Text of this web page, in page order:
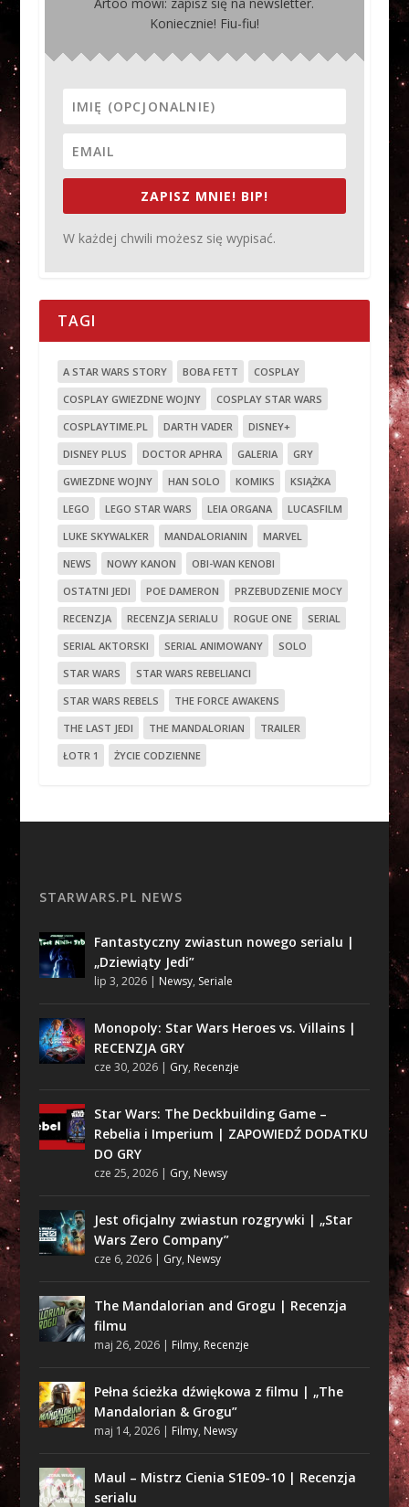
Koniecznie! Fiu-fiu!
ZAPISZ MNIE! BIP!
W każdej chwili możesz się wypisać.
TAGI
A STAR WARS STORY BOBA FETT
COSPLAY
COSPLAY GWIEZDNE WOJNY
COSPLAY STAR WARS
COSPLAYTIME.PL
DARTH VADER
DISNEY+
DISNEY PLUS
DOCTOR APHRA GALERIA
GRY
GWIEZDNE WOJNY
HAN SOLO KOMIKS
KSIĄŻKA
LEGO
LEGO STAR WARS LEIA ORGANA
LUCASFILM
LUKE SKYWALKER
MANDALORIANIN
MARVEL
NEWS
NOWY KANON
OBI-WAN KENOBI
OSTATNI JEDI
POE DAMERON
PRZEBUDZENIE MOCY
RECENZJA
RECENZJA SERIALU ROGUE ONE
SERIAL
SERIAL AKTORSKI
SERIAL ANIMOWANY
SOLO
STAR WARS
STAR WARS REBELIANCI
STAR WARS REBELS
THE FORCE AWAKENS
THE LAST JEDI
THE MANDALORIAN
TRAILER
ŁOTR 1
ŻYCIE CODZIENNE
STARWARS.PL NEWS
Fantastyczny zwiastun nowego serialu |
„Dziewiąty Jedi”
lip 3, 2026| Newsy, Seriale
Monopoly: Star Wars Heroes vs. Villains |
RECENZJA GRY
cze 30, 2026| Gry, Recenzje
Star Wars: The Deckbuilding Game –
Rebelia i Imperium | ZAPOWIEDŹ DODATKU
DO GRY
cze 25, 2026| Gry, Newsy
Jest oficjalny zwiastun rozgrywki | „Star
Wars Zero Company”
cze 6, 2026| Gry, Newsy
The Mandalorian and Grogu | Recenzja
filmu
maj 26, 2026| Filmy, Recenzje
Pełna ścieżka dźwiękowa z filmu | „The
Mandalorian & Grogu”
maj 14, 2026| Filmy, Newsy
Maul – Mistrz Cienia S1E09-10 | Recenzja
serialu